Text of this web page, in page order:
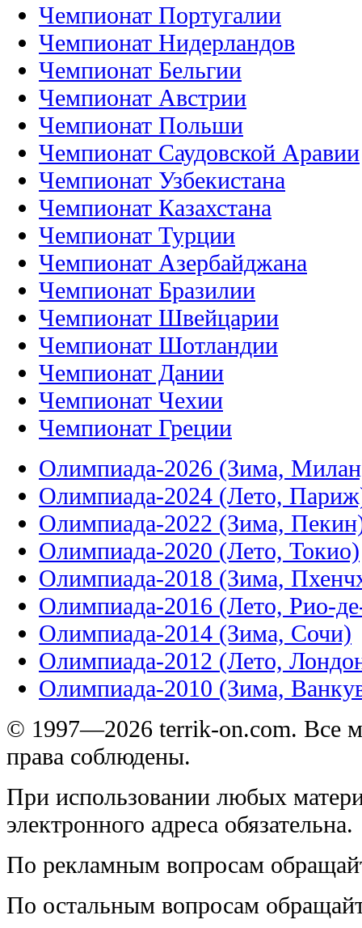
Чемпионат Португалии
Чемпионат Нидерландов
Чемпионат Бельгии
Чемпионат Австрии
Чемпионат Польши
Чемпионат Саудовской Аравии
Чемпионат Узбекистана
Чемпионат Казахстана
Чемпионат Турции
Чемпионат Азербайджана
Чемпионат Бразилии
Чемпионат Швейцарии
Чемпионат Шотландии
Чемпионат Дании
Чемпионат Чехии
Чемпионат Греции
Олимпиада-2026 (Зима,
Олимпиада-2024 (Лето,
Олимпиада-2022 (Зима,
Олимпиада-2020 (Лето, Токио)
Олимпиада-2018 (Зима,
Олимпиада-2016 (Лето, Рио-
Олимпиада-2014 (Зима, Сочи)
Олимпиада-2012 (Лето,
Олимпиада-2010 (Зима,
© 1997—2026 terrik-on.com. Все
права соблюдены.
При использовании любых
электронного адреса обязательна.
По рекламным вопросам
По остальным вопросам